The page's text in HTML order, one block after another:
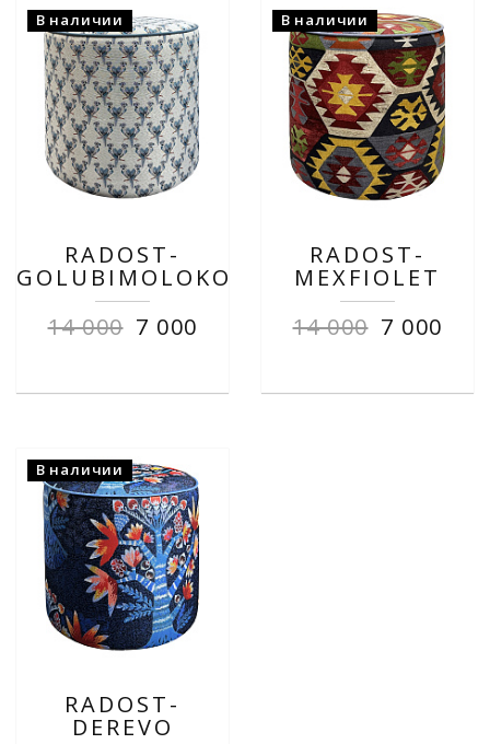
В наличии
RADOST-
GOLUBIMOLOKO
14 000 7 000
В наличии
RADOST-
MEXFIOLET
14 000 7 000
В наличии
RADOST-
DEREVO